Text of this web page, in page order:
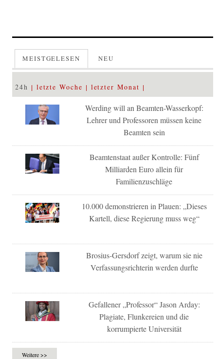
MEISTGELESEN NEU
24h letzte Woche letzter Monat
Werding will an Beamten-Wasserkopf:
Lehrer und Professoren müssen keine
Beamten sein
Beamtenstaat außer Kontrolle: Fünf
Milliarden Euro allein für
Familienzuschläge
10.000 demonstrieren in Plauen: „Dieses
Kartell, diese Regierung muss weg“
Brosius-Gersdorf zeigt, warum sie nie
Verfassungsrichterin werden durfte
Gefallener „Professor“ Jason Arday:
Plagiate, Flunkereien und die
korrumpierte Universität
Weitere >>